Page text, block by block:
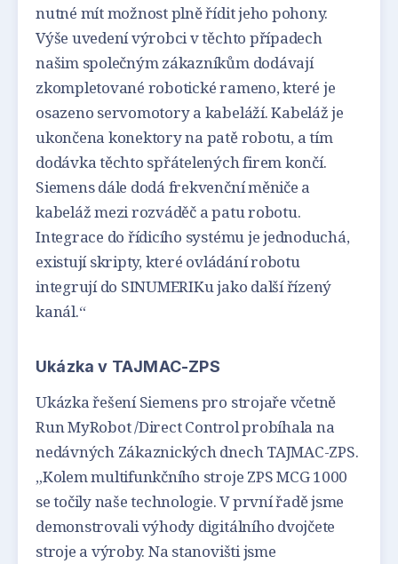
nutné mít možnost plně řídit jeho pohony.
Výše uvedení výrobci v těchto případech
našim společným zákazníkům dodávají
zkompletované robotické rameno, které je
osazeno servomotory a kabeláží. Kabeláž je
ukončena konektory na patě robotu, a tím
dodávka těchto spřátelených firem končí.
Siemens dále dodá frekvenční měniče a
kabeláž mezi rozváděč a patu robotu.
Integrace do řídicího systému je jednoduchá,
existují skripty, které ovládání robotu
integrují do SINUMERIKu jako další řízený
kanál.“
Ukázka v TAJMAC-ZPS
Ukázka řešení Siemens pro strojaře včetně
Run MyRobot /Direct Control probíhala na
nedávných Zákaznických dnech TAJMAC-ZPS.
„Kolem multifunkčního stroje ZPS MCG 1000
se točily naše technologie. V první řadě jsme
demonstrovali výhody digitálního dvojčete
stroje a výroby. Na stanovišti jsme